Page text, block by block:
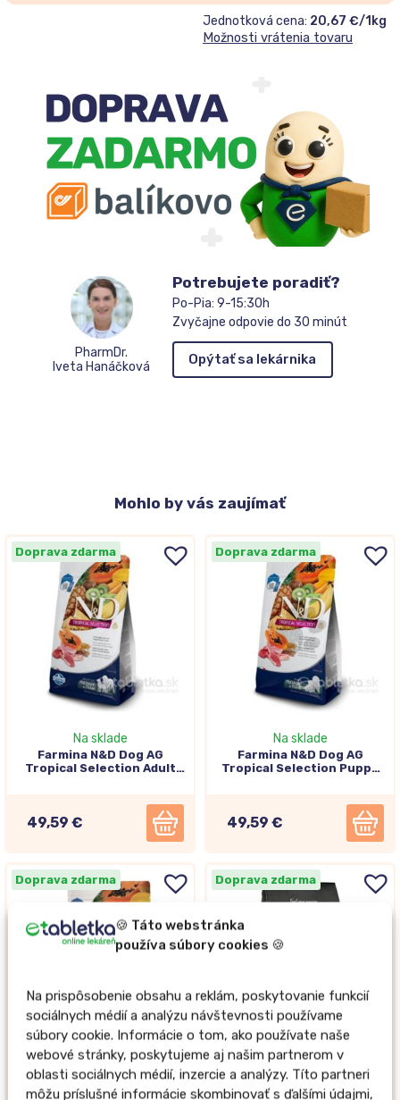
🍪 Táto webstránka
používa súbory cookies 🍪
Na prispôsobenie obsahu a reklám, poskytovanie funkcií
sociálnych médií a analýzu návštevnosti používame
súbory cookie. Informácie o tom, ako používate naše
webové stránky, poskytujeme aj našim partnerom v
oblasti sociálnych médií, inzercie a analýzy. Títo partneri
môžu príslušné informácie skombinovať s ďalšími údajmi,
Jednotková cena: 20,67 €/1kg
Možnosti vrátenia tovaru
PharmDr.
Iveta Hanáčková
Potrebujete poradiť?
Po-Pia: 9-15:30h
Zvyčajne odpovie do 30 minút
Opýtať sa lekárnika
Mohlo by vás zaujímať
Doprava zdarma
Na sklade
Farmina N&D Dog AG
Tropical Selection Adult
49,59 €
Doprava zdarma
Na sklade
Farmina N&D Dog AG
Tropical Selection Puppy
49,59 €
Doprava zdarma
Na sklade
Farmina N&D Cat AG
Tropical selection Adult,
Doprava zdarma
Na sklade
Alleva NEO Breeder dog
adult medium & maxi